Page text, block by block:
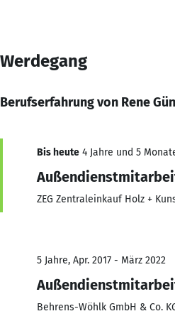
Werdegang
Berufserfahrung von Rene
Bis heute 4 Jahre und 5
ZEG Zentraleinkauf Holz +
5 Jahre, Apr. 2017 - März 2022
Behrens-Wöhlk GmbH & Co.